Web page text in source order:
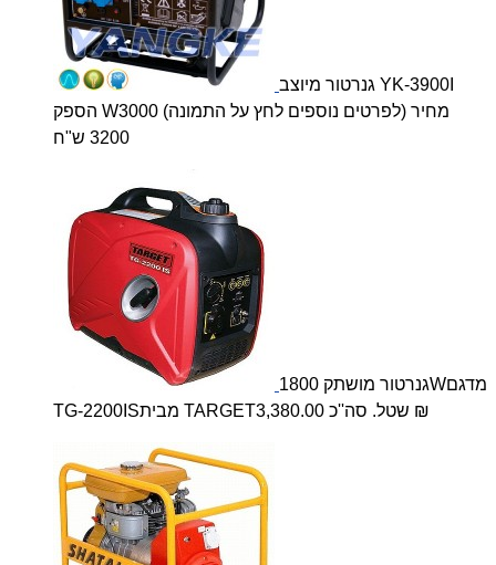
גנרטור מיוצב YK-3900I
הספק W3000 (לפרטים נוספים לחץ על התמונה) מחיר
3200 ש"ח
גנרטור מושתק 1800Wמדגם
TG-2200ISמבית TARGETשטל. סה''כ 3,380.00 ₪